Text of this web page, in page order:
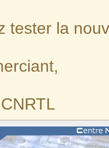
tester la